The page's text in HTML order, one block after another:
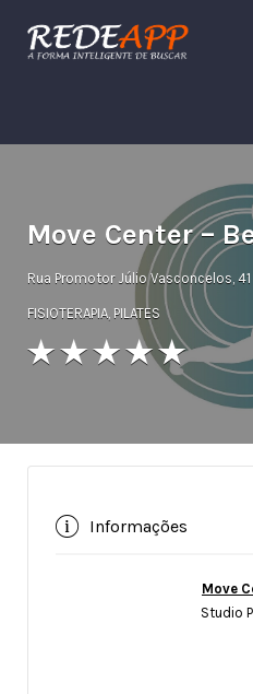
Procurar:
Move Center –
Rua Promotor Júlio Vasconcelos,
FISIOTERAPIA, PILATES
Informações
Move
Studio